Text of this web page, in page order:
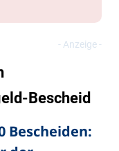
Bescheid
Bescheiden: